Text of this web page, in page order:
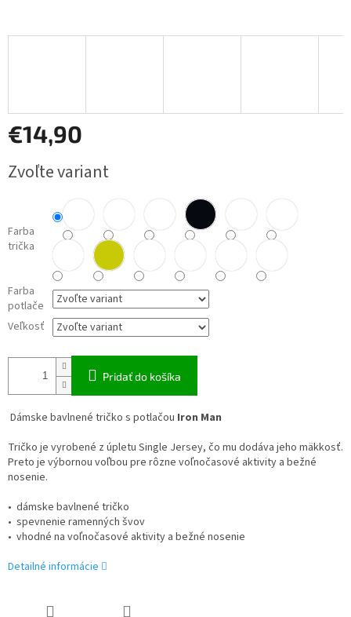
€14,90
cena:
Zvoľte variant
Farba
trička
Farba
potlače
Veľkosť
Pridať do košíka
Dámske bavlnené tričko s potlačou Iron Man
Tričko je vyrobené z úpletu Single Jersey, čo mu dodáva jeho mäkkosť.
Preto je výbornou voľbou pre rôzne voľnočasové aktivity a bežné
nosenie.
• dámske bavlnené tričko
• spevnenie ramenných švov
• vhodné na voľnočasové aktivity a bežné nosenie
Detailné informácie